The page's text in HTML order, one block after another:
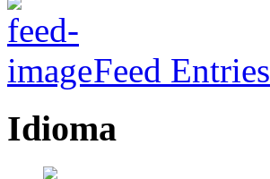
Feed Entries
Idioma